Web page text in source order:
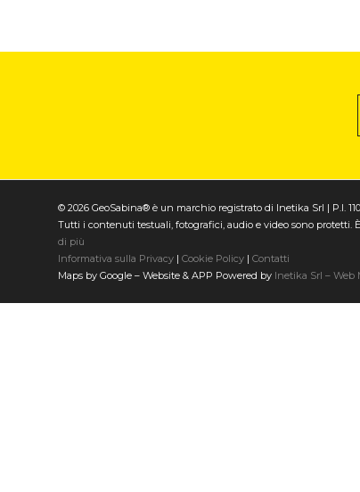
© 2026 GeoSabina® è un marchio registrato di Inetika Srl | P.I.
Tutti i contenuti testuali, fotografici, audio e video sono protetti.
di più
Informativa sulla Privacy | Cookie Policy | Contatti
Maps by Google – Website & APP Powered by Inetika Srl – Web